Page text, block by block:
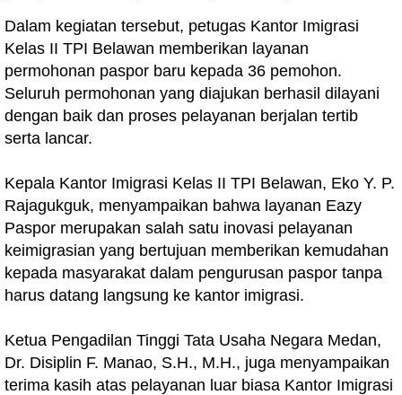
Dalam kegiatan tersebut, petugas Kantor Imigrasi
Kelas II TPI Belawan memberikan layanan
permohonan paspor baru kepada 36 pemohon.
Seluruh permohonan yang diajukan berhasil dilayani
dengan baik dan proses pelayanan berjalan tertib
serta lancar.
Kepala Kantor Imigrasi Kelas II TPI Belawan, Eko Y. P.
Rajagukguk, menyampaikan bahwa layanan Eazy
Paspor merupakan salah satu inovasi pelayanan
keimigrasian yang bertujuan memberikan kemudahan
kepada masyarakat dalam pengurusan paspor tanpa
harus datang langsung ke kantor imigrasi.
Ketua Pengadilan Tinggi Tata Usaha Negara Medan,
Dr. Disiplin F. Manao, S.H., M.H., juga menyampaikan
terima kasih atas pelayanan luar biasa Kantor Imigrasi